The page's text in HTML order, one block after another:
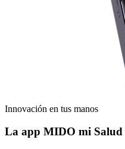
Innovación en tus manos
La app MIDO mi Salud